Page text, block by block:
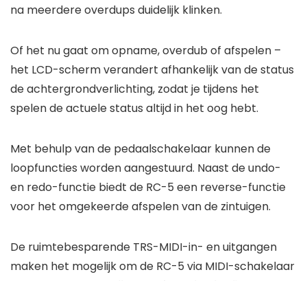
na meerdere overdups duidelijk klinken.
Of het nu gaat om opname, overdub of afspelen –
het LCD-scherm verandert afhankelijk van de status
de achtergrondverlichting, zodat je tijdens het
spelen de actuele status altijd in het oog hebt.
Met behulp van de pedaalschakelaar kunnen de
loopfuncties worden aangestuurd. Naast de undo-
en redo-functie biedt de RC-5 een reverse-functie
voor het omgekeerde afspelen van de zintuigen.
De ruimtebesparende TRS-MIDI-in- en uitgangen
maken het mogelijk om de RC-5 via MIDI-schakelaar